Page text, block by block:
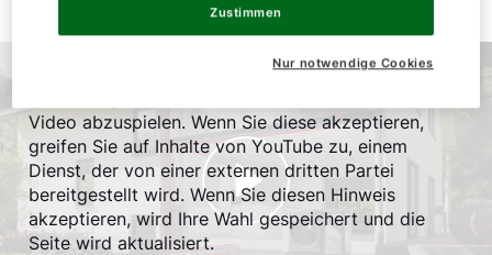
Video abzuspielen. Wenn Sie diese akzeptieren,
greifen Sie auf Inhalte von YouTube zu, einem
Dienst, der von einer externen dritten Partei
bereitgestellt wird. Wenn Sie diesen Hinweis
akzeptieren, wird Ihre Wahl gespeichert und die
Seite wird aktualisiert.
Nur notwendige Cookies
Zustimmen